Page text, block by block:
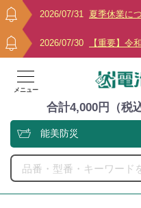
2026/07/31 夏季休業に
2026/07/30 【重要】令
メニュー
合計4,000円（税